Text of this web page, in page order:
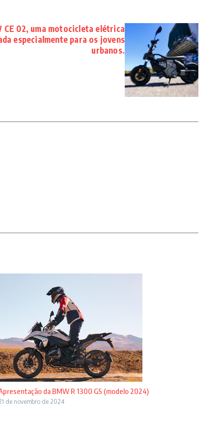
CE 02, uma motocicleta elétrica
especialmente para os jovens
urbanos.
da BMW R 1300 GS (modelo 2024)
de novembro de 2024